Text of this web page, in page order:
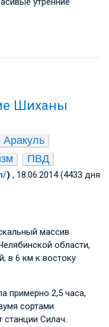
Шиханы
ПВД
) , 18.06.2014 (4433 дня
массив
области,
в 6 км к востоку
примерно 2,5 часа,
сортами
станции Силач.